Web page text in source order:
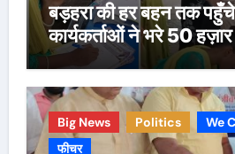
बड़हरा की हर बहन तक
कार्यकर्ताओं ने भरे 50 हज़ार
Big News Politics We
फीचर